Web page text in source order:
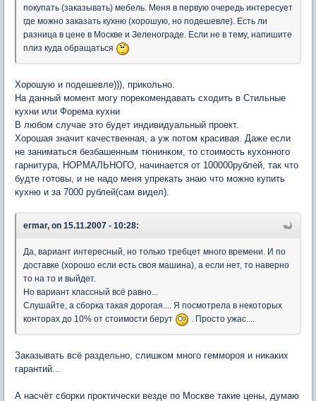
покупать (заказывать) мебель. Меня в первую очередь интересует
где можно заказать кухню (хорошую, но подешевле). Есть ли
разница в цене в Москве и Зеленограде. Если не в тему, напишите
плиз куда обращаться
Хорошую и подешевле))), прикольно.
На данный момент могу порекомендавать сходить в Стильные
кухни или Форема кухни
В любом случае это будет индивидуальный проект.
Хорошая значит качественная, а уж потом красивая. Даже если
не заниматься безбашенным тюнинком, то стоимость кухонного
гарнитура, НОРМАЛЬНОГО, начинается от 100000рублей, так что
будте готовы, и не надо меня упрекать знаю что можно купить
кухню и за 7000 рублей(сам видел).
ermar, on 15.11.2007 - 10:28:
Да, вариант интересный, но только требцет много времени. И по
доставке (хорошо если есть своя машина), а если нет, то наверно
то на то и выйдет.
Но вариант классный всё равно...
Слушайте, а сборка такая дорогая.... Я посмотрела в некоторых
конторах до 10% от стоимости берут
. Просто ужас....
Заказывать всё раздельно, слишком много геммороя и никаких
гарантий...
А насчёт сборки проктически везде по Москве такие цены, думаю